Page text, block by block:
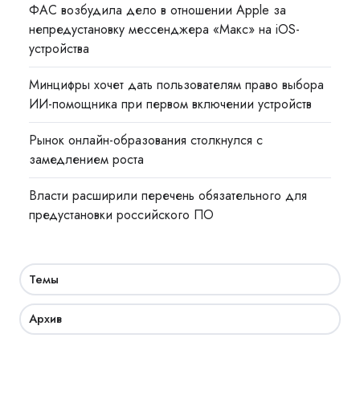
ФАС возбудила дело в отношении Apple за
непредустановку мессенджера «Макс» на iOS-
устройства
Минцифры хочет дать пользователям право выбора
ИИ-помощника при первом включении устройств
Рынок онлайн-образования столкнулся с
замедлением роста
Власти расширили перечень обязательного для
предустановки российского ПО
Темы
Архив